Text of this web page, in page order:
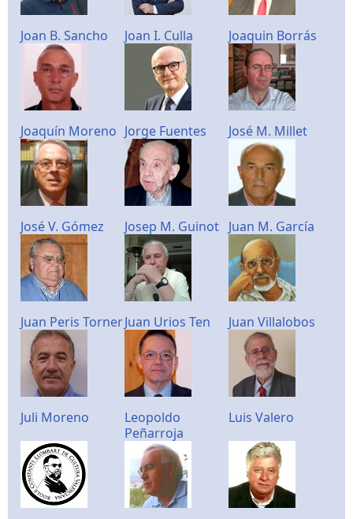
Joan B. Sancho Joan I. Culla Joaquin Borrás
Joaquín Moreno Jorge Fuentes José M. Millet
José V. Gómez Josep M. Guinot Juan M. García
Juan Peris TornerJuan Urios Ten Juan Villalobos
Juli Moreno
Leopoldo
Peñarroja
Luis Valero